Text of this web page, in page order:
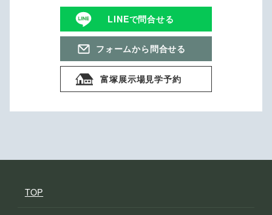
LINEで問合せる
フォームから問合せる
富塚展示場見学予約
TOP